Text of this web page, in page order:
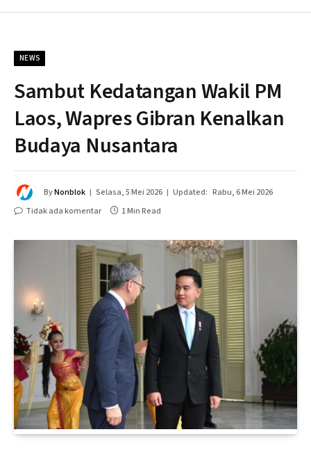
NEWS
Sambut Kedatangan Wakil PM
Laos, Wapres Gibran Kenalkan
Budaya Nusantara
ByNonblok Selasa, 5 Mei 2026 Updated: Rabu, 6 Mei 2026
Tidak ada komentar
1 Min Read